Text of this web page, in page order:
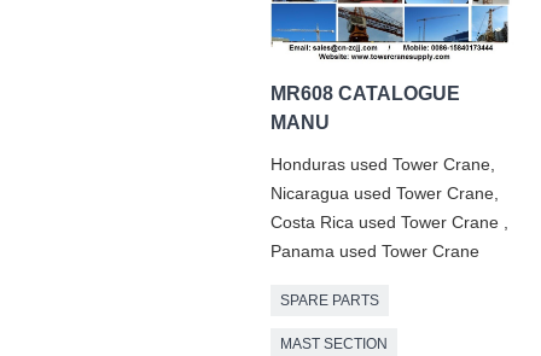
MR608 CATALOGUE
MANU
Honduras used Tower Crane,
Nicaragua used Tower Crane,
Costa Rica used Tower Crane ,
Panama used Tower Crane
SPARE PARTS
MAST SECTION